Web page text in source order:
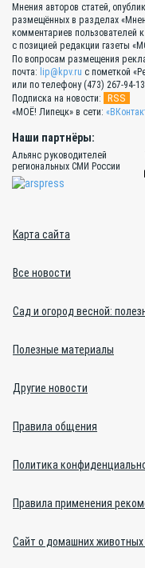
Мнения авторов статей,
размещённых в разделах
комментариев пользователей
с позицией редакции газеты
По вопросам размещения
почта: lip@kpv.ru с пометкой
или по телефону (473) 267-94-13
Подписка на новости:
RSS
«МОЁ! Липецк» в сети:
Наши партнёры:
Альянс руководителей
региональных СМИ России
Карта сайта
Все новости
Сад и огород весной:
Полезные материалы
Другие новости
Правила общения
Политика
Правила применения
Сайт о домашних животных